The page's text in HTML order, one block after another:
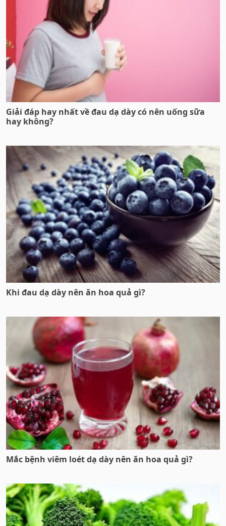
Giải đáp hay nhất về đau dạ dày có nên uống sữa
hay không?
Khi đau dạ dày nên ăn hoa quả gì?
Mắc bệnh viêm loét dạ dày nên ăn hoa quả gì?